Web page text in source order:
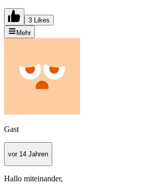
3 Likes
Mehr
Gast
vor 14 Jahren
Hallo miteinander,